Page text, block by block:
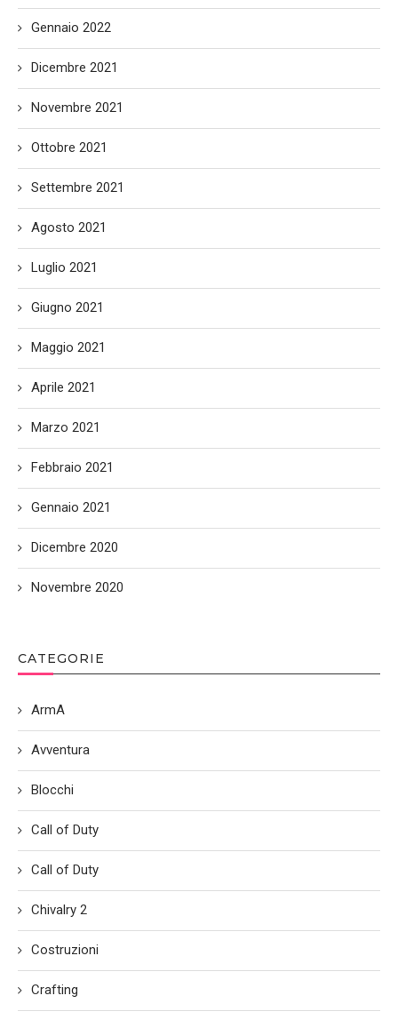
Gennaio 2022
Dicembre 2021
Novembre 2021
Ottobre 2021
Settembre 2021
Agosto 2021
Luglio 2021
Giugno 2021
Maggio 2021
Aprile 2021
Marzo 2021
Febbraio 2021
Gennaio 2021
Dicembre 2020
Novembre 2020
CATEGORIE
ArmA
Avventura
Blocchi
Call of Duty
Call of Duty
Chivalry 2
Costruzioni
Crafting